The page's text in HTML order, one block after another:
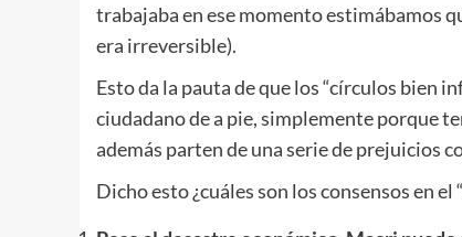
trabajaba en ese momento estimábamos
era irreversible).
Esto da la pauta de que los “círculos bien
ciudadano de a pie, simplemente porque
además parten de una serie de prejuicios
Dicho esto ¿cuáles son los consensos en el